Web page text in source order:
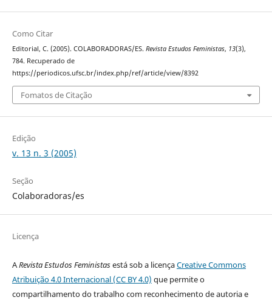
Como Citar
Editorial, C. (2005). COLABORADORAS/ES. Revista Estudos Feministas, 13(3),
784. Recuperado de
https://periodicos.ufsc.br/index.php/ref/article/view/8392
Fomatos de Citação
Edição
v. 13 n. 3 (2005)
Seção
Colaboradoras/es
Licença
ARevista Estudos Feministasestá sob a licençaCreative Commons
Atribuição 4.0 Internacional (CC BY 4.0) que permite o
compartilhamento do trabalho com reconhecimento de autoria e